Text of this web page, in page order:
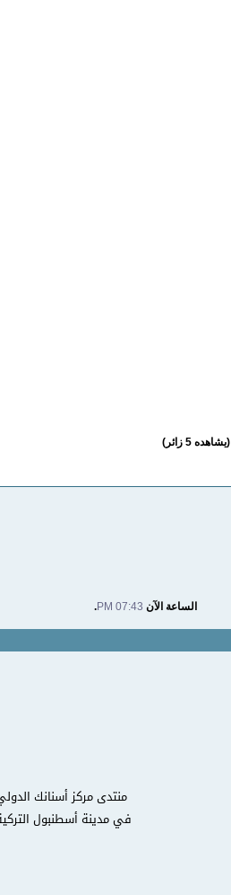
(يشاهده 5 زائر)
الساعة الآن 07:43 PM
.
في مدينة أسطنبول